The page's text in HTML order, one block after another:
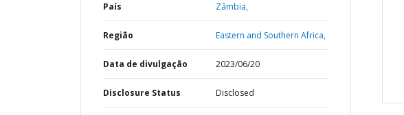
País Zâmbia,
Região Eastern and Southern Africa,
Data de divulgação 2023/06/20
Disclosure Status Disclosed